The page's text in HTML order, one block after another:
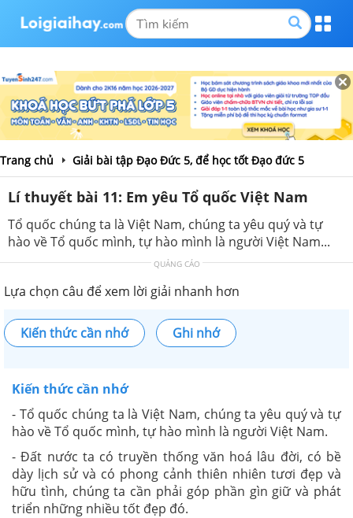
Trang chủ Giải bài tập Đạo Đức 5, để học tốt Đạo đức 5
Lí thuyết bài 11: Em yêu Tổ quốc Việt Nam
Tổ quốc chúng ta là Việt Nam, chúng ta yêu quý và tự
hào về Tổ quốc mình, tự hào mình là người Việt Nam...
QUẢNG CÁO
Lựa chọn câu để xem lời giải nhanh hơn
Kiến thức cần nhớ Ghi nhớ
Kiến thức cần nhớ
- Tổ quốc chúng ta là Việt Nam, chúng ta yêu quý và tự
hào về Tổ quốc mình, tự hào mình là người Việt Nam.
- Đất nước ta có truyền thống văn hoá lâu đời, có bề
dày lịch sử và có phong cảnh thiên nhiên tươi đẹp và
hữu tình, chúng ta cần phải góp phần gìn giữ và phát
triển những nhiều tốt đẹp đó.